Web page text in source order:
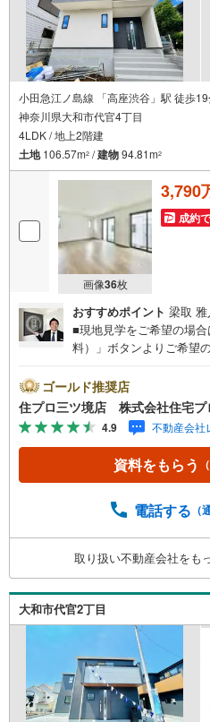
小田急江ノ島線 「高座渋谷」駅 徒歩
神奈川県大和市代官4丁目
4LDK / 地上2階建
土地106.57m2 /建物94.81m2
画像36枚
3,790
成約
おすすめポイント 梁取 雅
■現地見学をご希望の場
料）」ボタンよりご希望
座間市エリアに強い！ 住
エリアの不動産売買専門
定で販売する物件情報も
問合せ下さい！ -------------- 弊社独自の住宅ローン提案シス
テム 弊社ではファイナ
な資金アドバイス】【フ
【定年時の住宅ローン残
ナス】これから多くなる
まる【住宅ローン返済】
費用負担】住宅探しの【
明確にしていきませんか
ゴールド推奨店
住プロ三ツ境店 株式会社住宅プ
4.9 不動産会社
資料をもらう
電話する （
取り扱い不動産会社をも
大和市代官2丁目